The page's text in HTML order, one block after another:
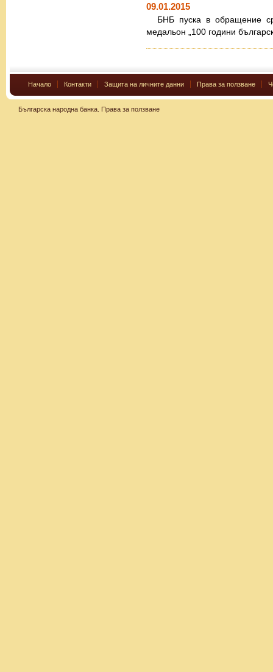
09.01.2015
БНБ пуска в обращение
медальон „100 години
Начало Контакти Защита на личните данни Права за ползване
Българска народна банка. Права за ползване